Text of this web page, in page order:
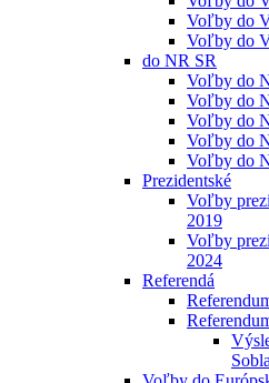
Voľby do
Voľby do
do NR SR
Voľby do
Voľby do
Voľby do
Voľby do
Voľby do
Prezidentské
Voľby
2019
Voľby
2024
Referendá